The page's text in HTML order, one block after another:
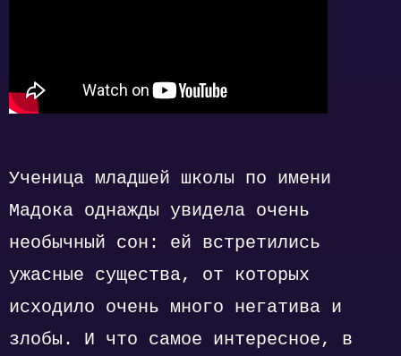
Ученица младшей школы по имени
Мадока однажды увидела очень
необычный сон: ей встретились
ужасные существа, от которых
исходило очень много негатива и
злобы. И что самое интересное, в